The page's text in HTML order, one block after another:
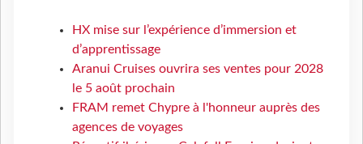
HX mise sur l’expérience d’immersion et
d’apprentissage
Aranui Cruises ouvrira ses ventes pour 2028
le 5 août prochain
FRAM remet Chypre à l'honneur auprès des
agences de voyages